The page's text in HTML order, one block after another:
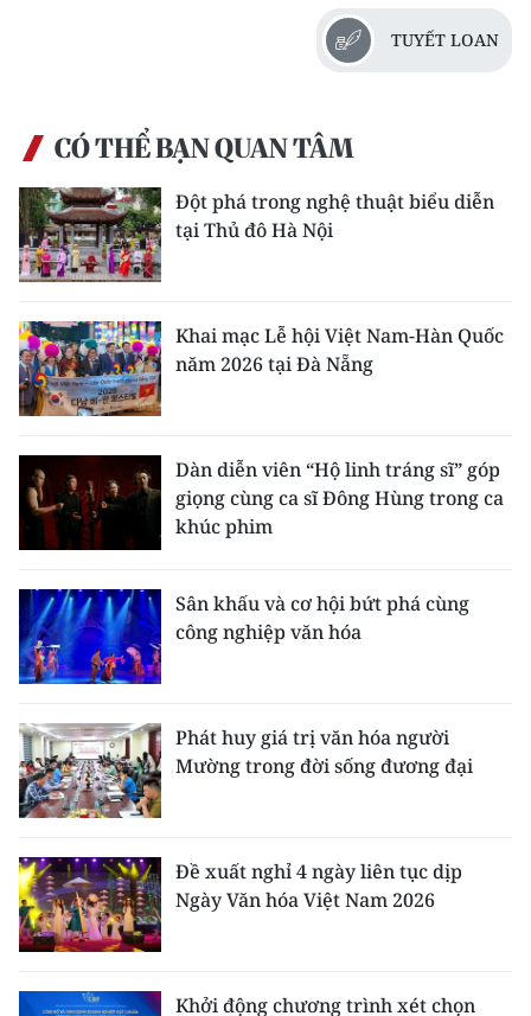
Đồng bằng sông Hồng
Bắc Trung Bộ
Duyên hải Nam Trung Bộ và Tây
Nguyên
Đông Nam Bộ
Đồng bằng sông Cửu Long
Chuyên trang TP. Hồ Chí Minh
CHUYÊN ĐỀ
CÁC CHUYÊN TRANG
VỀ BÁO NHÂN DÂN
THỜI NAY
NHÂN DÂN CUỐI TUẦN
MUA BÁO
ĐỌC BÁO IN
TUYẾT LOAN
CÓ THỂ BẠN QUAN TÂM
Đột phá trong nghệ thuật biểu diễn
tại Thủ đô Hà Nội
Khai mạc Lễ hội Việt Nam-Hàn Quốc
năm 2026 tại Đà Nẵng
Dàn diễn viên “Hộ linh tráng sĩ” góp
giọng cùng ca sĩ Đông Hùng trong ca
khúc phim
Sân khấu và cơ hội bứt phá cùng
công nghiệp văn hóa
Phát huy giá trị văn hóa người
Mường trong đời sống đương đại
Đề xuất nghỉ 4 ngày liên tục dịp
Ngày Văn hóa Việt Nam 2026
Khởi động chương trình xét chọn